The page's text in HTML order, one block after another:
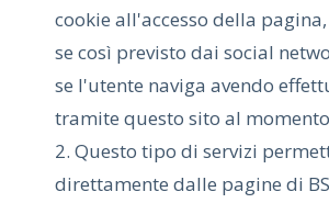
cookie all'accesso della
se così previsto dai social
se l'utente naviga avendo
tramite questo sito al
2. Questo tipo di servizi
direttamente dalle pagine di